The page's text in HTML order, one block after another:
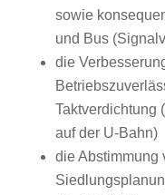
sowie
und Bus
die
Taktverdichtung
auf der U-Bahn)
die Abstimmung